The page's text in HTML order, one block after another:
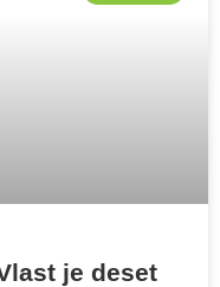
je deset